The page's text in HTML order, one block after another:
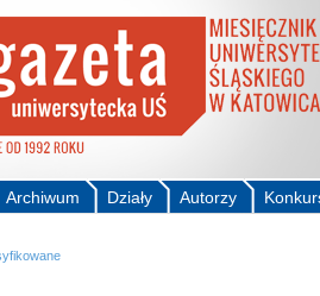
Autorzy
Działy
Archiwum